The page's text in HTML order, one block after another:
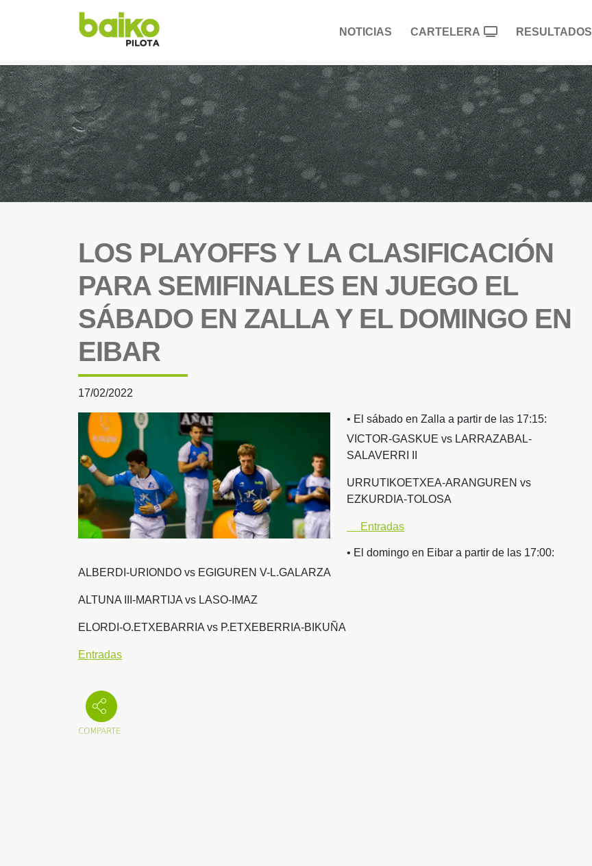
NOTICIAS CARTELERA RESULTADOS
LOS PLAYOFFS Y LA CLASIFICACIÓN
PARA SEMIFINALES EN JUEGO EL
SÁBADO EN ZALLA Y EL DOMINGO EN
EIBAR
17/02/2022
• El sábado en Zalla a partir de las 17:15:
VICTOR-GASKUE vs LARRAZABAL-
SALAVERRI II
URRUTIKOETXEA-ARANGUREN vs
EZKURDIA-TOLOSA
Entradas
• El domingo en Eibar a partir de las 17:00:
ALBERDI-URIONDO vs EGIGUREN V-L.GALARZA
ALTUNA III-MARTIJA vs LASO-IMAZ
ELORDI-O.ETXEBARRIA vs P.ETXEBERRIA-BIKUÑA
Entradas